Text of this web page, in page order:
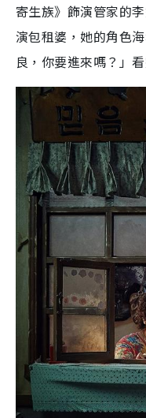
寄生族》飾演管家的
演包租婆，她的角色
良，你要進來嗎？」